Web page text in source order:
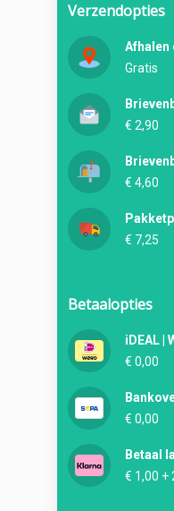
Verzendopties
Afhalen
Gratis
€ 2,90
€ 4,60
€ 7,25
Betaalopties
iDEAL |
€ 0,00
€ 0,00
Betaal
€ 1,00 +